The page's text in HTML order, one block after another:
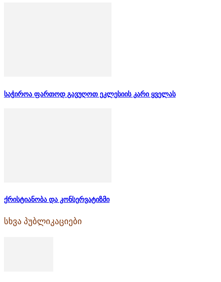
საჭიროა ფართოდ გავუღოთ ეკლესიის კარი ყველას
ქრისტიანობა და კონსერვატიზმი
სხვა პუბლიკაციები